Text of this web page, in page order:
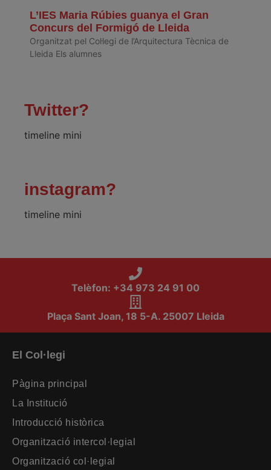
L’IES Maria Rúbies guanya el Gran
Concurs del Formigó de Lleida
Organitzat pel Col·legi de l’Arquitectura Tècnica de
Lleida Els alumnes
Twitter?
timeline mini
instagram?
timeline mini
Telèfon: +34 973 24 91 00
Plaça Sant Joan, 18 5-A. 25007 Lleida
El Col·legi
Pàgina principal
La Institució
Introducció històrica
Organització intercol·legial
Organització col·legial